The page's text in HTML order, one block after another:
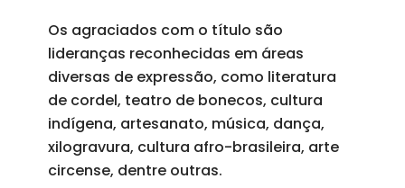
Os agraciados com o título são
lideranças reconhecidas em áreas
diversas de expressão, como literatura
de cordel, teatro de bonecos, cultura
indígena, artesanato, música, dança,
xilogravura, cultura afro-brasileira, arte
circense, dentre outras.